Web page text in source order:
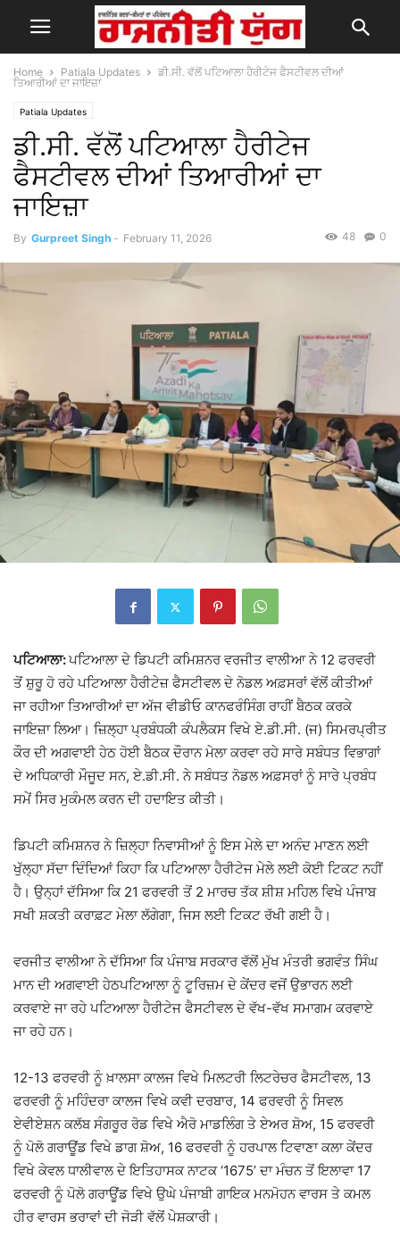
Home Patiala Updates
ਡੀ.ਸੀ. ਵੱਲੋਂ ਪਟਿਆਲਾ ਹੈਰੀਟੇਜ ਫੈਸਟੀਵਲ ਦੀਆਂ
ਤਿਆਰੀਆਂ ਦਾ ਜਾਇਜ਼ਾ
Patiala Updates
ਡੀ.ਸੀ. ਵੱਲੋਂ ਪਟਿਆਲਾ ਹੈਰੀਟੇਜ
ਫੈਸਟੀਵਲ ਦੀਆਂ ਤਿਆਰੀਆਂ ਦਾ
ਜਾਇਜ਼ਾ
By Gurpreet Singh - February 11, 2026 0
48
ਪਟਿਆਲਾ:ਪਟਿਆਲਾ ਦੇ ਡਿਪਟੀ ਕਮਿਸ਼ਨਰ ਵਰਜੀਤ ਵਾਲੀਆ ਨੇ 12 ਫਰਵਰੀ
ਤੋਂ ਸ਼ੁਰੂ ਹੋ ਰਹੇ ਪਟਿਆਲਾ ਹੈਰੀਟੇਜ਼ ਫੈਸਟੀਵਲ ਦੇ ਨੋਡਲ ਅਫ਼ਸਰਾਂ ਵੱਲੋਂ ਕੀਤੀਆਂ
ਜਾ ਰਹੀਆ ਤਿਆਰੀਆਂ ਦਾ ਅੱਜ ਵੀਡੀਓ ਕਾਨਫਰੰਸਿੰਗ ਰਾਹੀਂ ਬੈਠਕ ਕਰਕੇ
ਜਾਇਜ਼ਾ ਲਿਆ। ਜ਼ਿਲ੍ਹਾ ਪ੍ਰਬੰਧਕੀ ਕੰਪਲੈਕਸ ਵਿਖੇ ਏ.ਡੀ.ਸੀ. (ਜ) ਸਿਮਰਪ੍ਰੀਤ
ਕੌਰ ਦੀ ਅਗਵਾਈ ਹੇਠ ਹੋਈ ਬੈਠਕ ਦੌਰਾਨ ਮੇਲਾ ਕਰਵਾ ਰਹੇ ਸਾਰੇ ਸਬੰਧਤ ਵਿਭਾਗਾਂ
ਦੇ ਅਧਿਕਾਰੀ ਮੌਜੂਦ ਸਨ, ਏ.ਡੀ.ਸੀ. ਨੇ ਸਬੰਧਤ ਨੋਡਲ ਅਫ਼ਸਰਾਂ ਨੂੰ ਸਾਰੇ ਪ੍ਰਬੰਧ
ਸਮੇਂ ਸਿਰ ਮੁਕੰਮਲ ਕਰਨ ਦੀ ਹਦਾਇਤ ਕੀਤੀ।
ਡਿਪਟੀ ਕਮਿਸ਼ਨਰ ਨੇ ਜ਼ਿਲ੍ਹਾ ਨਿਵਾਸੀਆਂ ਨੂੰ ਇਸ ਮੇਲੇ ਦਾ ਅਨੰਦ ਮਾਣਨ ਲਈ
ਖੁੱਲ੍ਹਾ ਸੱਦਾ ਦਿੰਦਿਆਂ ਕਿਹਾ ਕਿ ਪਟਿਆਲਾ ਹੈਰੀਟੇਜ ਮੇਲੇ ਲਈ ਕੋਈ ਟਿਕਟ ਨਹੀਂ
ਹੈ। ਉਨ੍ਹਾਂ ਦੱਸਿਆ ਕਿ 21 ਫਰਵਰੀ ਤੋਂ 2 ਮਾਰਚ ਤੱਕ ਸ਼ੀਸ਼ ਮਹਿਲ ਵਿਖੇ ਪੰਜਾਬ
ਸਖੀ ਸ਼ਕਤੀ ਕਰਾਫ਼ਟ ਮੇਲਾ ਲੱਗੇਗਾ, ਜਿਸ ਲਈ ਟਿਕਟ ਰੱਖੀ ਗਈ ਹੈ।
ਵਰਜੀਤ ਵਾਲੀਆ ਨੇ ਦੱਸਿਆ ਕਿ ਪੰਜਾਬ ਸਰਕਾਰ ਵੱਲੋਂ ਮੁੱਖ ਮੰਤਰੀ ਭਗਵੰਤ ਸਿੰਘ
ਮਾਨ ਦੀ ਅਗਵਾਈ ਹੇਠਪਟਿਆਲਾ ਨੂੰ ਟੂਰਿਜ਼ਮ ਦੇ ਕੇਂਦਰ ਵਜੋਂ ਉਭਾਰਨ ਲਈ
ਕਰਵਾਏ ਜਾ ਰਹੇ ਪਟਿਆਲਾ ਹੈਰੀਟੇਜ ਫੈਸਟੀਵਲ ਦੇ ਵੱਖ-ਵੱਖ ਸਮਾਗਮ ਕਰਵਾਏ
ਜਾ ਰਹੇ ਹਨ।
12-13 ਫਰਵਰੀ ਨੂੰ ਖ਼ਾਲਸਾ ਕਾਲਜ ਵਿਖੇ ਮਿਲਟਰੀ ਲਿਟਰੇਚਰ ਫੈਸਟੀਵਲ, 13
ਫਰਵਰੀ ਨੂੰ ਮਹਿੰਦਰਾ ਕਾਲਜ ਵਿਖੇ ਕਵੀ ਦਰਬਾਰ, 14 ਫਰਵਰੀ ਨੂੰ ਸਿਵਲ
ਏਵੀਏਸ਼ਨ ਕਲੱਬ ਸੰਗਰੂਰ ਰੋਡ ਵਿਖੇ ਐਰੋ ਮਾਡਲਿੰਗ ਤੇ ਏਅਰ ਸ਼ੋਅ, 15 ਫਰਵਰੀ
ਨੂੰ ਪੋਲੋ ਗਰਾਊਂਡ ਵਿਖੇ ਡਾਗ ਸ਼ੋਅ, 16 ਫਰਵਰੀ ਨੂੰ ਹਰਪਾਲ ਟਿਵਾਣਾ ਕਲਾ ਕੇਂਦਰ
ਵਿਖੇ ਕੇਵਲ ਧਾਲੀਵਾਲ ਦੇ ਇਤਿਹਾਸਕ ਨਾਟਕ ‘1675’ ਦਾ ਮੰਚਨ ਤੋਂ ਇਲਾਵਾ 17
ਫਰਵਰੀ ਨੂੰ ਪੋਲੋ ਗਰਾਊਂਡ ਵਿਖੇ ਉਘੇ ਪੰਜਾਬੀ ਗਾਇਕ ਮਨਮੋਹਨ ਵਾਰਸ ਤੇ ਕਮਲ
ਹੀਰ ਵਾਰਸ ਭਰਾਵਾਂ ਦੀ ਜੋੜੀ ਵੱਲੋਂ ਪੇਸ਼ਕਾਰੀ।